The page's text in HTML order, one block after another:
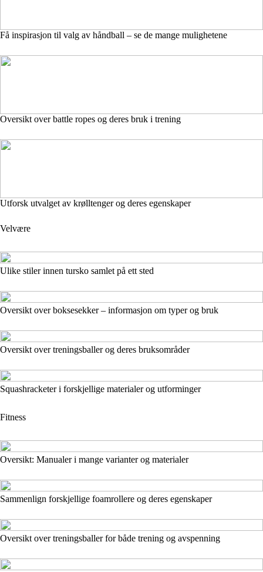
Få inspirasjon til valg av håndball – se de mange mulighetene
Oversikt over battle ropes og deres bruk i trening
Utforsk utvalget av krølltenger og deres egenskaper
Velvære
Ulike stiler innen tursko samlet på ett sted
Oversikt over boksesekker – informasjon om typer og bruk
Oversikt over treningsballer og deres bruksområder
Squashracketer i forskjellige materialer og utforminger
Fitness
Oversikt: Manualer i mange varianter og materialer
Sammenlign forskjellige foamrollere og deres egenskaper
Oversikt over treningsballer for både trening og avspenning